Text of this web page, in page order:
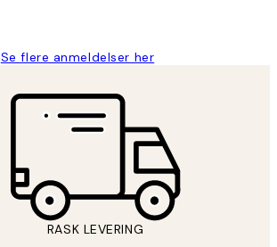
Se flere anmeldelser her
RASK LEVERING